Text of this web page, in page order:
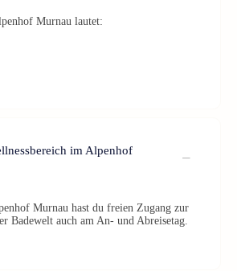
Murnau lautet:
im Alpenhof
Murnau hast du freien Zugang zur
Badewelt auch am An- und Abreisetag.